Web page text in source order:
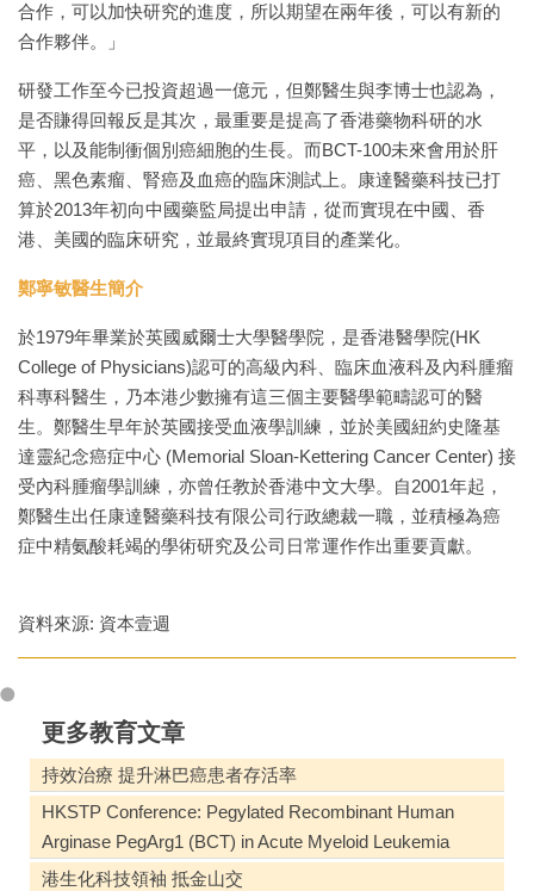
合作，可以加快研究的進度，所以期望在兩年後，可以有新的
合作夥伴。」
研發工作至今已投資超過一億元，但鄭醫生與李博士也認為，
是否賺得回報反是其次，最重要是提高了香港藥物科研的水
平，以及能制衝個別癌細胞的生長。而BCT-100未來會用於肝
癌、黑色素瘤、腎癌及血癌的臨床測試上。康達醫藥科技已打
算於2013年初向中國藥監局提出申請，從而實現在中國、香
港、美國的臨床研究，並最終實現項目的產業化。
鄭寧敏醫生簡介
於1979年畢業於英國威爾士大學醫學院，是香港醫學院(HK
College of Physicians)認可的高級內科、臨床血液科及內科腫瘤
科專科醫生，乃本港少數擁有這三個主要醫學範疇認可的醫
生。鄭醫生早年於英國接受血液學訓練，並於美國紐約史隆基
達靈紀念癌症中心 (Memorial Sloan-Kettering Cancer Center) 接
受內科腫瘤學訓練，亦曾任教於香港中文大學。自2001年起，
鄭醫生出任康達醫藥科技有限公司行政總裁一職，並積極為癌
症中精氨酸耗竭的學術研究及公司日常運作作出重要貢獻。
資料來源: 資本壹週
更多教育文章
持效治療 提升淋巴癌患者存活率
HKSTP Conference: Pegylated Recombinant Human
Arginase PegArg1 (BCT) in Acute Myeloid Leukemia
港生化科技領袖 抵金山交